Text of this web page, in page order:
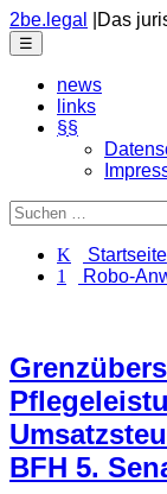
Skip
to
the
content
2be.legal Das
☰
news
links
§§
Suchen
nach:
K Startseite
1 Robo-
BFH 5.